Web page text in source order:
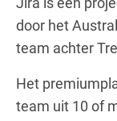
door het
team achter
Het
team uit 10 of